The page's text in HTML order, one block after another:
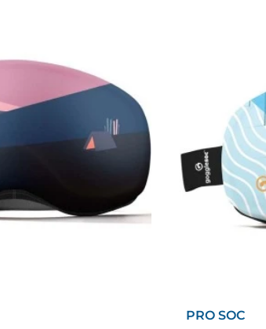
PRO SOC